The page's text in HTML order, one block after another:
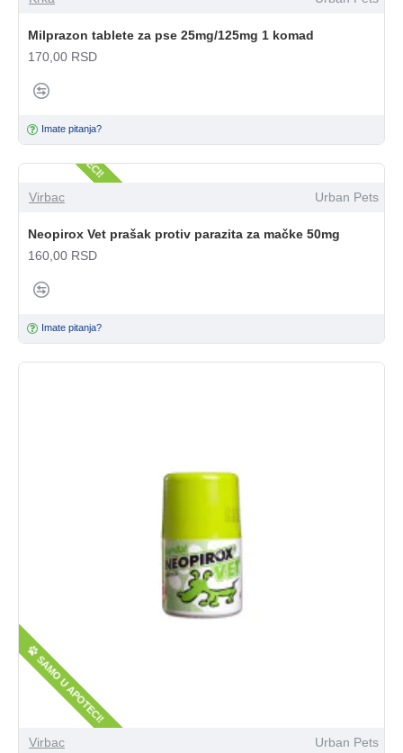
Milprazon tablete za pse 25mg/125mg 1 komad
170,00 RSD
Imate pitanja?
SAMO U APOTECI!
Virbac Urban Pets
Neopirox Vet prašak protiv parazita za mačke 50mg
160,00 RSD
Imate pitanja?
SAMO U APOTECI!
Virbac Urban Pets